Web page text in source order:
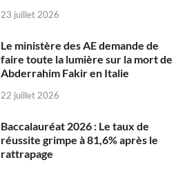
23 juillet 2026
Le ministère des AE demande de
faire toute la lumière sur la mort de
Abderrahim Fakir en Italie
22 juillet 2026
Baccalauréat 2026 : Le taux de
réussite grimpe à 81,6% après le
rattrapage